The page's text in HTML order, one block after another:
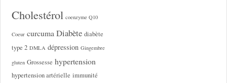
Cholestérol coenzyme Q10
Coeur curcuma Diabète diabète
type 2 DMLA dépression Gingembre
gluten Grossesse hypertension
hypertension artérielle immunité